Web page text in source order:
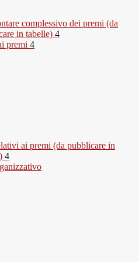
complessivo dei premi (da
in tabelle) 4
premi 4
ai premi (da pubblicare in
4